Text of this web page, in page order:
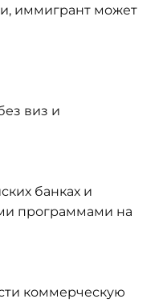
иммигрант может
виз и
банках и
программами на
коммерческую